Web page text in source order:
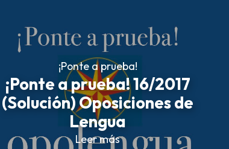
¡Ponte a prueba!
¡Ponte a prueba! 16/2017
(Solución) Oposiciones de
Lengua
Leer más